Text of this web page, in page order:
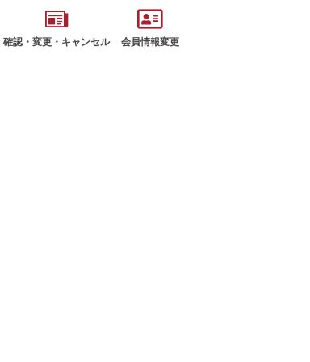
確認・変更・キャンセル 会員情報変更